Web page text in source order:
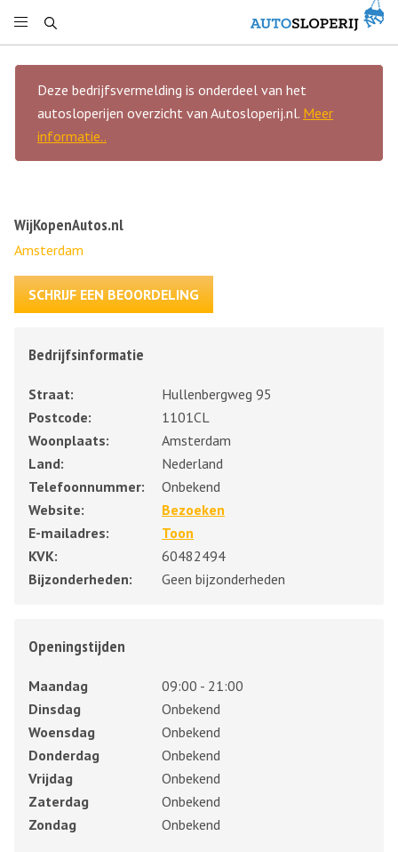
Deze bedrijfsvermelding is onderdeel van het
autosloperijen overzicht van Autosloperij.nl. Meer
informatie..
WijKopenAutos.nl
Amsterdam
SCHRIJF EEN BEOORDELING
Bedrijfsinformatie
Straat:
Hullenbergweg 95
Postcode:
1101CL
Woonplaats:
Amsterdam
Land:
Nederland
Telefoonnummer:
Onbekend
Website:
Bezoeken
E-mailadres:
Toon
KVK:
60482494
Bijzonderheden:
Geen bijzonderheden
Openingstijden
Maandag
09:00 - 21:00
Dinsdag
Onbekend
Woensdag
Onbekend
Donderdag
Onbekend
Vrijdag
Onbekend
Zaterdag
Onbekend
Zondag
Onbekend